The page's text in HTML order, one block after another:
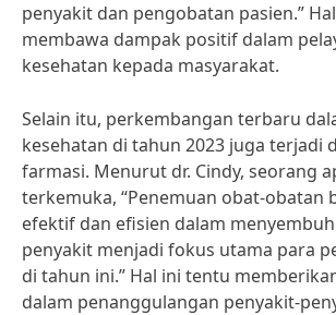
penyakit dan pengobatan pasien.”
membawa dampak positif dalam
kesehatan kepada masyarakat.
Selain itu, perkembangan terbaru
kesehatan di tahun 2023 juga terjadi
farmasi. Menurut dr. Cindy, seorang
terkemuka, “Penemuan obat-obatan
efektif dan efisien dalam
penyakit menjadi fokus utama para
di tahun ini.” Hal ini tentu
dalam penanggulangan penyakit-